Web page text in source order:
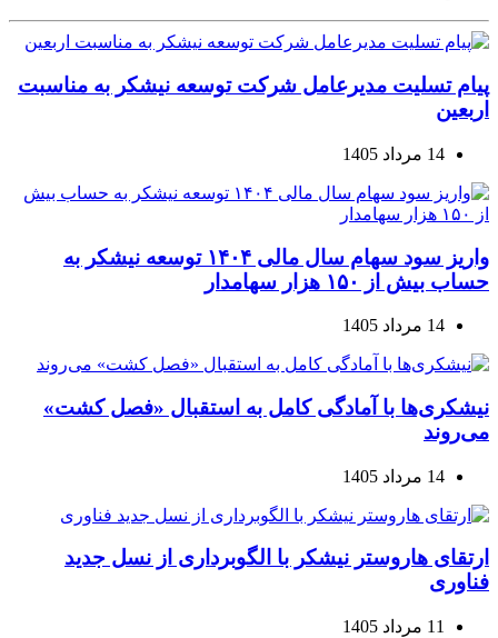
پیام تسلیت مدیرعامل شرکت توسعه نیشکر به مناسبت
اربعین
14 مرداد 1405
واریز سود سهام سال مالی ۱۴۰۴ توسعه نیشکر به
حساب بیش از ۱۵۰ هزار سهامدار
14 مرداد 1405
نیشکری‌ها با آمادگی کامل به استقبال «فصل کشت»
می‌روند
14 مرداد 1405
ارتقای هاروستر نیشکر با الگوبرداری از نسل جدید
فناوری
11 مرداد 1405